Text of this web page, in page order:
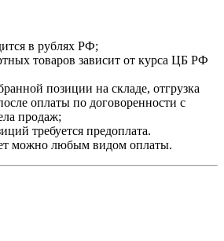
в рублях РФ;
товаров зависит от курса ЦБ РФ
позиции на складе, отгрузка
оплаты по договоренности с
продаж;
требуется предоплата.
можно любым видом оплаты.